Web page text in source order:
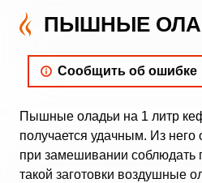
ПЫШНЫЕ
Сообщить об ошибке
Пышные оладьи на 1 литр
получается удачным. Из
при замешивании соблюдать
такой заготовки воздушные